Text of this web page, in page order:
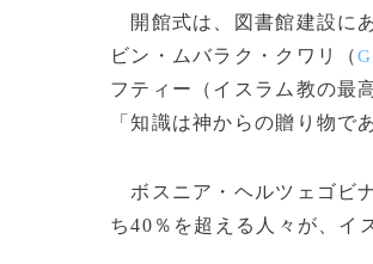
開館式は、図書館建設に
ビン・ムバラク・クワリ（
フティー（イスラム教の最
「知識は神からの贈り物で
ボスニア・ヘルツェゴビ
ち40％を超える人々が、イ